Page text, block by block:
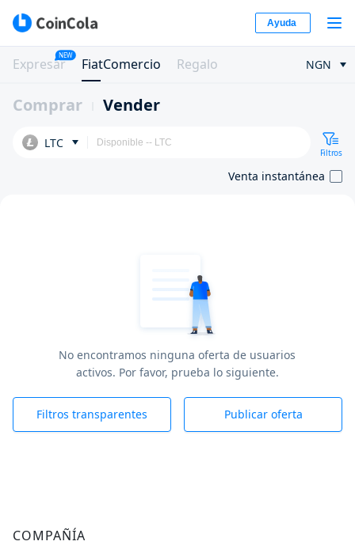
Ayuda
Expresar
NEW
FiatComercio Regalo NGN
Comprar Vender
LTC
Filtros
Venta instantánea
No encontramos ninguna oferta de usuarios
activos. Por favor, prueba lo siguiente.
Filtros transparentes Publicar oferta
COMPAÑÍA